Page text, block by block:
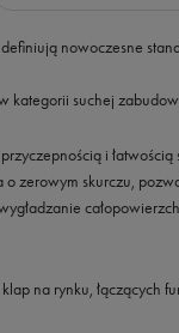
nowoczesne
kategorii suchej
i
zerowym skurczu,
na rynku, łączących